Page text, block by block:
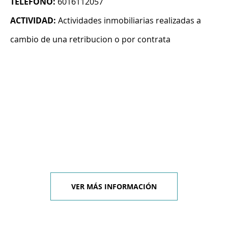
ACTIVIDAD: Actividades inmobiliarias realizadas a
cambio de una retribucion o por contrata
VER MÁS INFORMACIÓN